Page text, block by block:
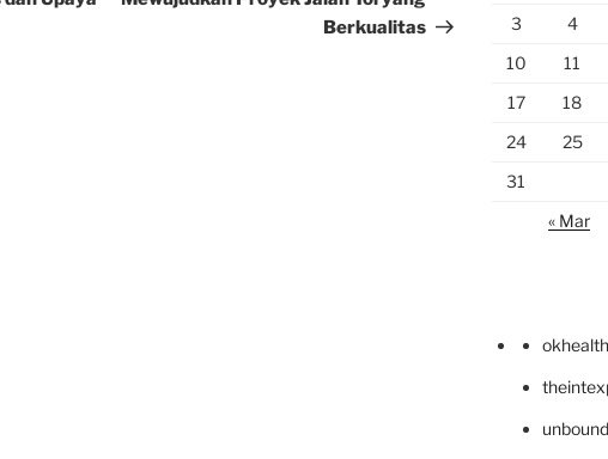
Berkualitas
3
4
10
11
17
18
24
25
31
« Mar